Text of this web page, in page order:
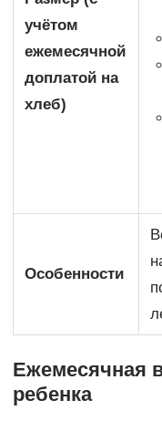
учётом
ежемесячной
доплатой на
хлеб)
Особенности
Ежемесячная
ребенка